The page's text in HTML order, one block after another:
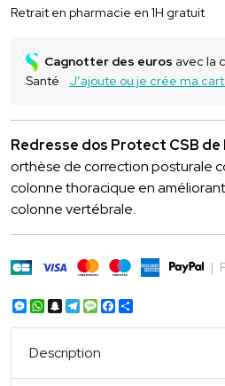
Retrait en pharmacie en 1H gratuit
Cagnotter des euros avec la
Santé
J’ajoute ou je crée ma
Redresse dos Protect CSB de
orthèse de correction posturale
colonne thoracique en
colonne vertébrale.
|
Messenger
WhatsApp
Snapchat
Telegram
Message
Facebook
Description